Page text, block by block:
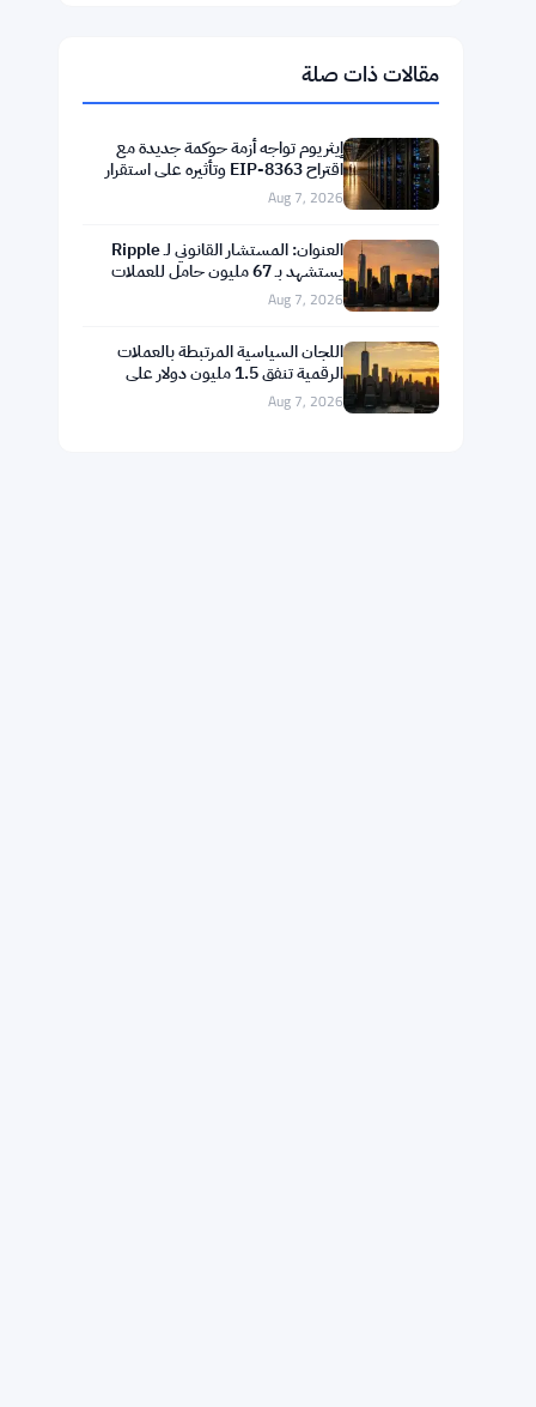
BNB
BNB
$592.59
▲ +0.36%
Solana
SOL
$74.0296
▲ +1.62%
XRP
XRP
إيثريوم تواجه أزمة حوكمة جديدة مع